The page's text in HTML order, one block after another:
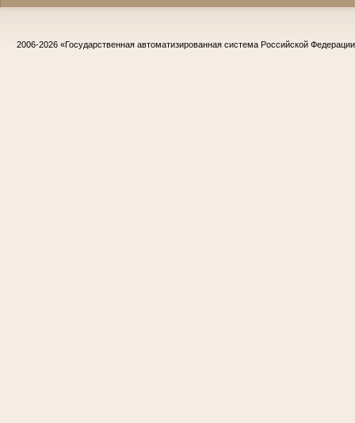
2006-2026 «Государственная автоматизированная система Российской